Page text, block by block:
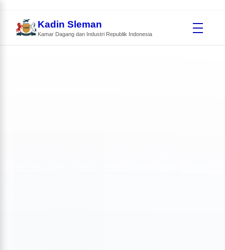
Kadin Sleman
Kamar Dagang dan Industri Republik Indonesia